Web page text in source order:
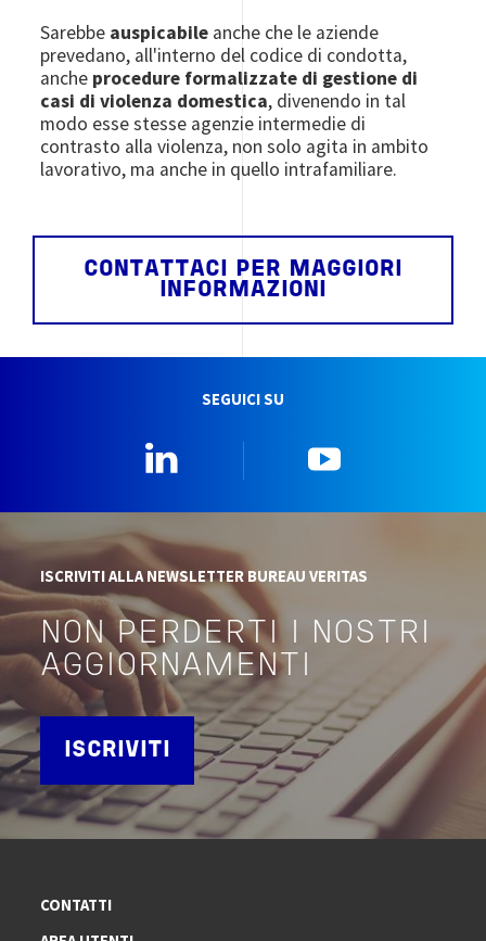
Sarebbe auspicabile anche che le aziende
prevedano, all'interno del codice di condotta,
anche procedure formalizzate di gestione di
casi di violenza domestica, divenendo in tal
modo esse stesse agenzie intermedie di
contrasto alla violenza, non solo agita in ambito
lavorativo, ma anche in quello intrafamiliare.
CONTATTACI PER MAGGIORI
INFORMAZIONI
SEGUICI SU
ISCRIVITI ALLA NEWSLETTER BUREAU VERITAS
NON PERDERTI I NOSTRI
AGGIORNAMENTI
ISCRIVITI
CONTATTI